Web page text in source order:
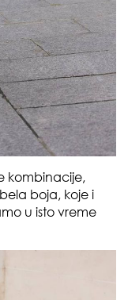
kombinacije,
boja, koje i
u isto vreme